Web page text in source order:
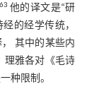
他的译文是“研
的经学传统，
其中的某些内
理雅各对《毛诗
种限制。